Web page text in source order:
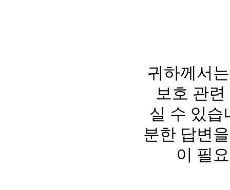
귀하께서
보호 관
실 수 있습
분한 답변
이 필